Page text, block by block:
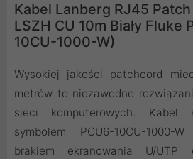
Kabel Lanberg RJ45
LSZH CU 10m Biały Fluke
10CU-1000-W)
Wysokiej jakości patchcord
metrów to niezawodne
sieci komputerowych. Kabel
symbolem PCU6-10CU-1000-
brakiem ekranowania U/